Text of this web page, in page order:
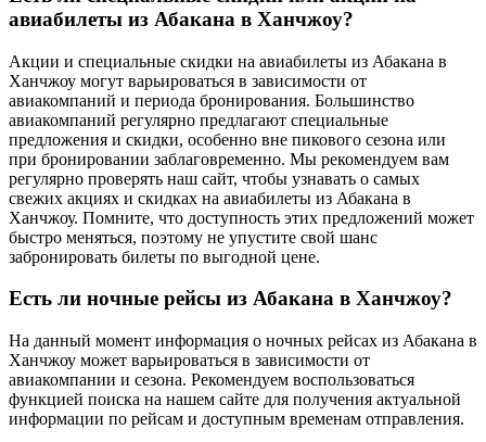
авиабилеты из Абакана в Ханчжоу?
Акции и специальные скидки на авиабилеты из Абакана в
Ханчжоу могут варьироваться в зависимости от
авиакомпаний и периода бронирования. Большинство
авиакомпаний регулярно предлагают специальные
предложения и скидки, особенно вне пикового сезона или
при бронировании заблаговременно. Мы рекомендуем вам
регулярно проверять наш сайт, чтобы узнавать о самых
свежих акциях и скидках на авиабилеты из Абакана в
Ханчжоу. Помните, что доступность этих предложений может
быстро меняться, поэтому не упустите свой шанс
забронировать билеты по выгодной цене.
Есть ли ночные рейсы из Абакана в Ханчжоу?
На данный момент информация о ночных рейсах из Абакана в
Ханчжоу может варьироваться в зависимости от
авиакомпании и сезона. Рекомендуем воспользоваться
функцией поиска на нашем сайте для получения актуальной
информации по рейсам и доступным временам отправления.